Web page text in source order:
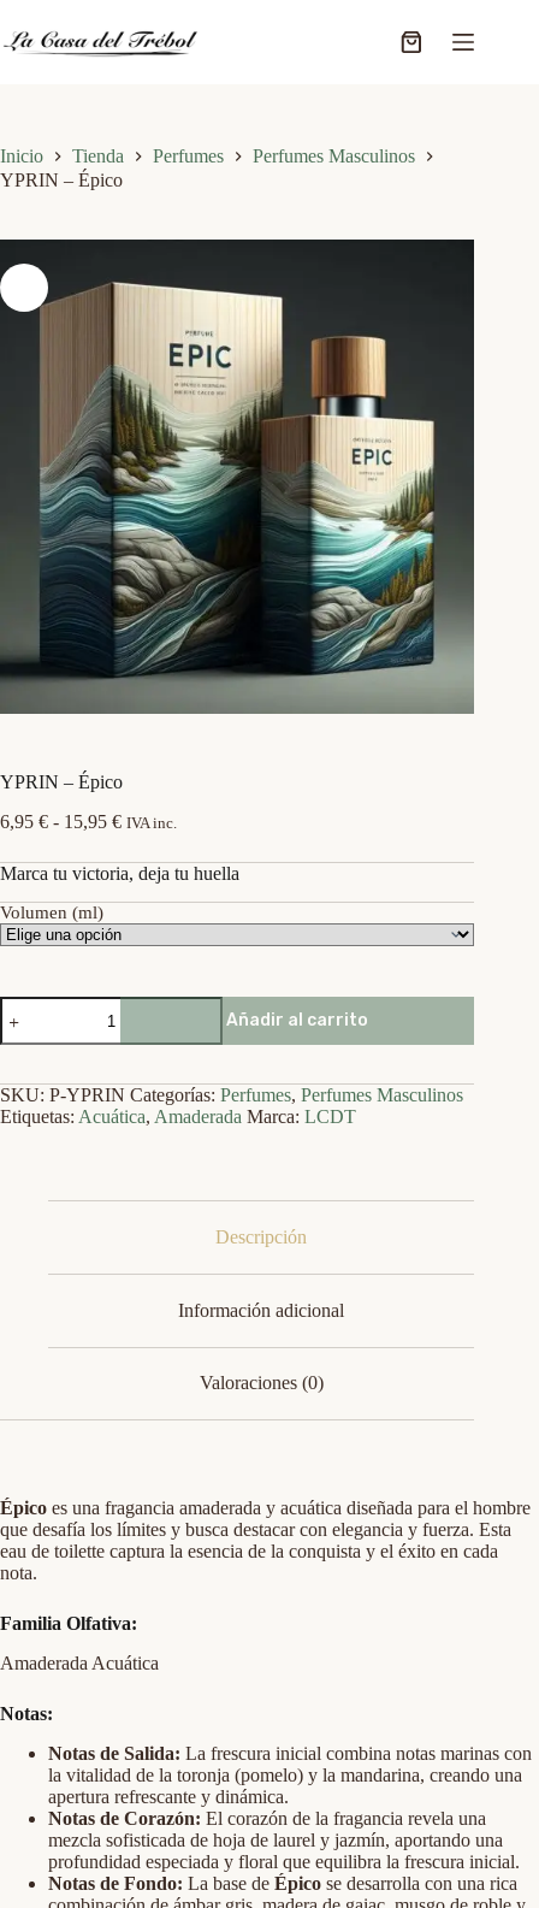
contenido
Carro
Inicio Tienda Perfumes
Perfumes Masculinos
YPRIN – Épico
YPRIN – Épico
6,95 € - 15,95 €Rango
precios:
desde
6,95 €
hasta
15,95 €
IVA inc.
Marca tu victoria, deja tu huella
Volumen (ml)
YPRIN
Épico
Añadir al carrito
SKU: P-YPRIN Categorías: Perfumes, Perfumes Masculinos
Etiquetas: Acuática, Amaderada Marca: LCDT
Descripción
Información adicional
Valoraciones (0)
Épico es una fragancia amaderada y acuática diseñada para el hombre
que desafía los límites y busca destacar con elegancia y fuerza. Esta
eau de toilette captura la esencia de la conquista y el éxito en cada
nota.
Familia Olfativa:
Amaderada Acuática
Notas:
Notas de Salida: La frescura inicial combina notas marinas con
la vitalidad de la toronja (pomelo) y la mandarina, creando una
apertura refrescante y dinámica.
Notas de Corazón: El corazón de la fragancia revela una
mezcla sofisticada de hoja de laurel y jazmín, aportando una
profundidad especiada y floral que equilibra la frescura inicial.
Notas de Fondo: La base de Épico se desarrolla con una rica